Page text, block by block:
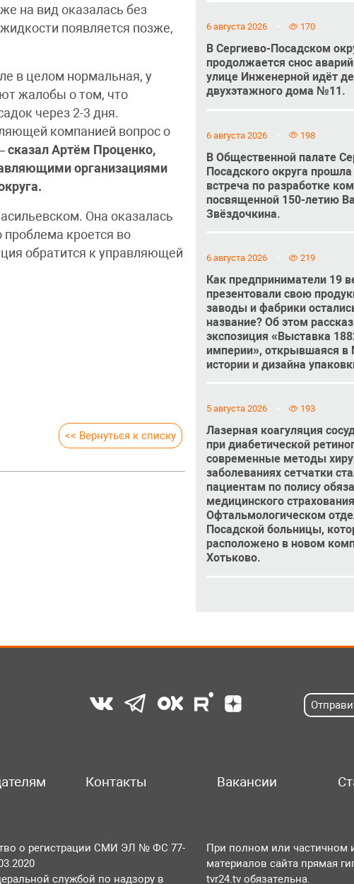
на вид оказалась без
появляется позже,
в целом нормальная, у
жалобы о том, что
через 2-3 дня.
компанией вопрос о
сказал Артём Проценко,
организациями
Она оказалась
кроется во
обратится к управляющей
<< Вернуться к списку
6 августа 2026 170
В Сергиево-Посадском
продолжается снос
улице Инженерной идёт
двухэтажного дома №11.
6 августа 2026 198
В Общественной палате
Посадского округа
встреча по разработке
посвященной 150-летию
Звёздочкина.
6 августа 2026 219
Как предприниматели 19
презентовали свою
заводы и фабрики
название? Об этом
экспозиция «Выставка
империи», открывшаяся в
истории и дизайна
5 августа 2026 193
Лазерная коагуляция
при диабетической
современные методы
заболеваниях сетчатки
пациентам по полису
медицинского
Офтальмологическом
Посадской больницы,
расположено в новом
Хотьково.
Контакты Вакансии
о регистрации СМИ ЭЛ № ФС 77-
службой по надзору в
При полном или частичном
материалов сайта прямая
tvr24.tv обязательна.